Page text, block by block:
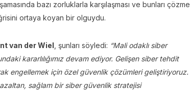
bazı zorluklarla karşılaşması ve bunları çözme
ortaya koyan bir olguydu.
van der Wiel , şunları söyledi: “Mali odaklı siber
kararlılığımız devam ediyor. Gelişen siber tehdit
engellemek için özel güvenlik çözümleri geliştiriyoruz.
sağlam bir siber güvenlik stratejisi